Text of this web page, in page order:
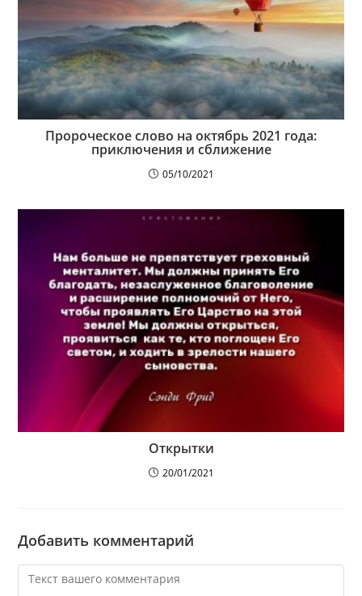
Пророческое слово на октябрь 2021 года:
приключения и сближение
05/10/2021
Открытки
20/01/2021
Добавить комментарий